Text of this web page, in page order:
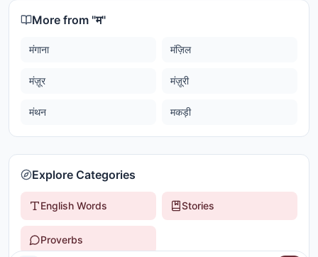
More from "म"
मंगाना मंज़िल
मंज़ूर मंज़ूरी
मंथन मकड़ी
Explore Categories
English Words Stories
Proverbs